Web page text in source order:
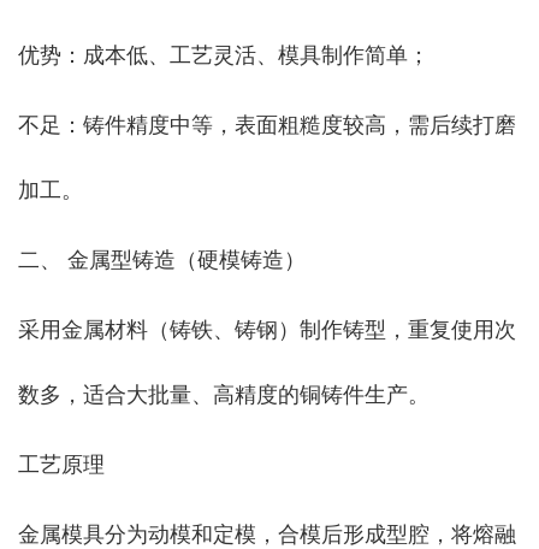
优势：成本低、工艺灵活、模具制作简单；
不足：铸件精度中等，表面粗糙度较高，需后续打磨
加工。
二、 金属型铸造（硬模铸造）
采用金属材料（铸铁、铸钢）制作铸型，重复使用次
数多，适合大批量、高精度的铜铸件生产。
工艺原理
金属模具分为动模和定模，合模后形成型腔，将熔融